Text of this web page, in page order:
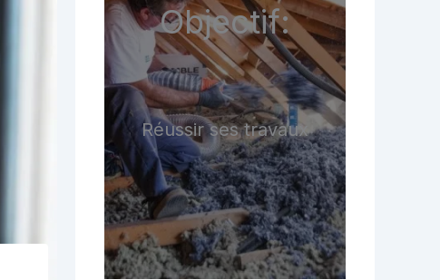
Objectif:
Réussir ses travaux